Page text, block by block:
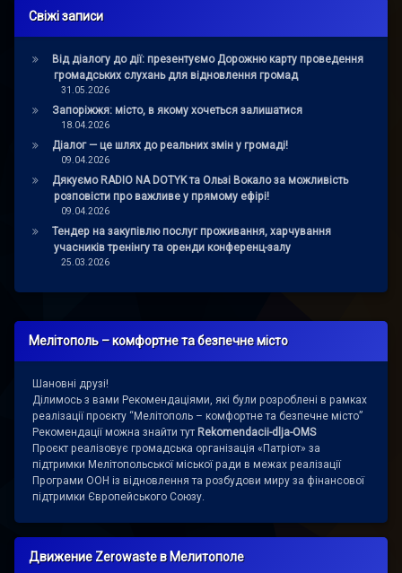
Свіжі записи
Від діалогу до дії: презентуємо Дорожню карту проведення
громадських слухань для відновлення громад
31.05.2026
Запоріжжя: місто, в якому хочеться залишатися
18.04.2026
Діалог — це шлях до реальних змін у громаді!
09.04.2026
Дякуємо RADIO NA DOTYK та Ользі Вокало за можливість
розповісти про важливе у прямому ефірі!
09.04.2026
Тендер на закупівлю послуг проживання, харчування
учасників тренінгу та оренди конференц-залу
25.03.2026
Мелітополь – комфортне та безпечне місто
Шановні друзі!
Ділимось з вами Рекомендаціями, які були розроблені в рамках
реалізації проєкту “Мелітополь – комфортне та безпечне місто”
Рекомендації можна знайти тут Rekomendacii-dlja-OMS
Проєкт реалізовує громадська організація «Патріот» за
підтримки Мелітопольської міської ради в межах реалізації
Програми ООН із відновлення та розбудови миру за фінансової
підтримки Європейського Союзу.
Движение Zerowaste в Мелитополе